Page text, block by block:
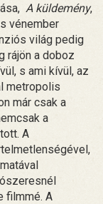
A küldemény,
vénember
világ pedig
rájön a doboz
s ami kívül, az
metropolis
már csak a
a
A
filmmé. A